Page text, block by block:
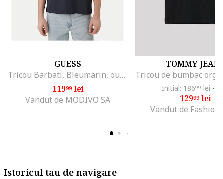
GUESS
Tricou Barbati, Bleumarin, bumbac 100, Bleumarin
11999lei
Vandut de MODIVO SA
TOMMY
Initial: 18699 lei -
12999lei
Vandut de Fashion
Istoricul tau de navigare